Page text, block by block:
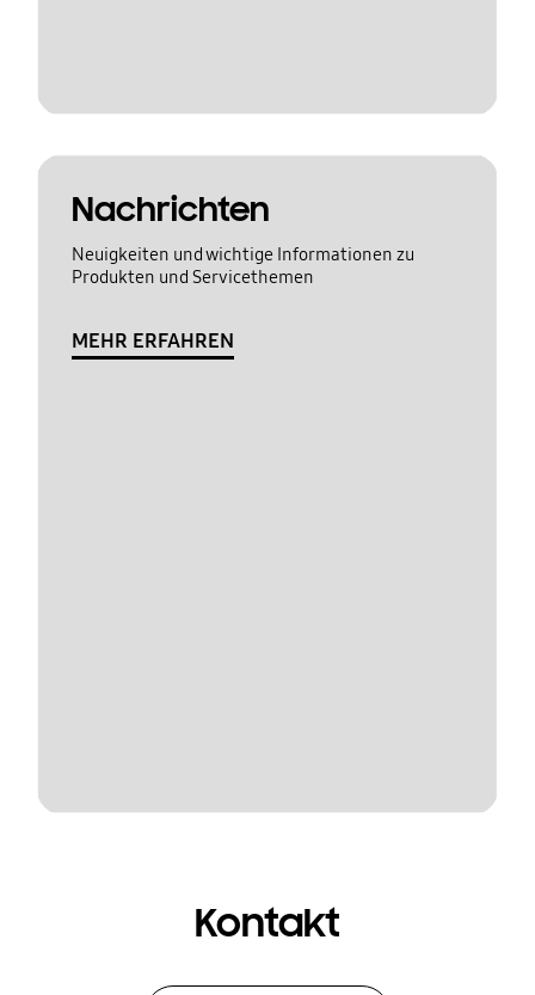
Nachrichten
Neuigkeiten und wichtige Informationen zu
Produkten und Servicethemen
MEHR ERFAHREN
Kontakt